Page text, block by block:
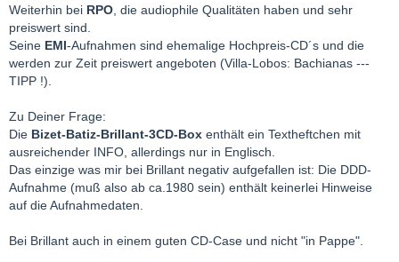
Weiterhin bei RPO , die audiophile Qualitäten haben und sehr
preiswert sind.
Seine EMI-Aufnahmen sind ehemalige Hochpreis-CD´s und die
werden zur Zeit preiswert angeboten (Villa-Lobos: Bachianas ---
TIPP !).
Zu Deiner Frage:
Die Bizet-Batiz-Brillant-3CD-Box enthält ein Textheftchen mit
ausreichender INFO, allerdings nur in Englisch.
Das einzige was mir bei Brillant negativ aufgefallen ist: Die DDD-
Aufnahme (muß also ab ca.1980 sein) enthält keinerlei Hinweise
auf die Aufnahmedaten.
Bei Brillant auch in einem guten CD-Case und nicht "in Pappe".